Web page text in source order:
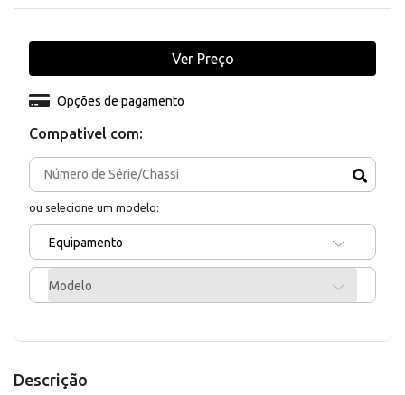
Compativel com:
ou selecione um modelo:
Equipamento
Modelo
Opções de pagamento
Ver Preço
Descrição